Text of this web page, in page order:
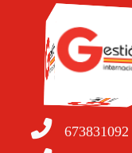
673831092